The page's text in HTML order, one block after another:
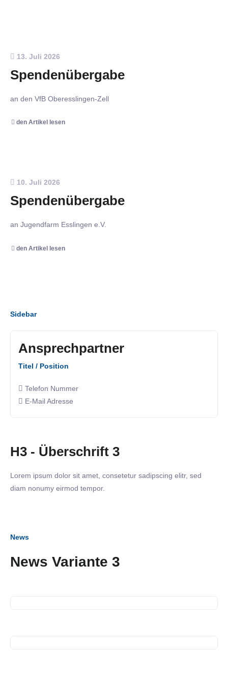
13. Juli 2026
Spendenübergabe
an den VfB Oberesslingen-Zell
den Artikel lesen
10. Juli 2026
Spendenübergabe
an Jugendfarm Esslingen e.V.
den Artikel lesen
Sidebar
Ansprechpartner
Titel / Position
Telefon Nummer
E-Mail Adresse
H3 - Überschrift 3
Lorem ipsum dolor sit amet, consetetur sadipscing elitr, sed
diam nonumy eirmod tempor.
News
News Variante 3